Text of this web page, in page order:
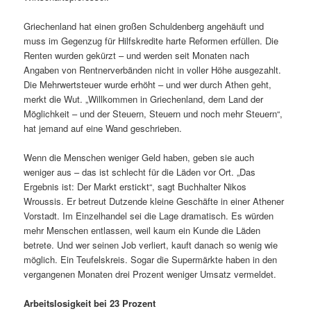
Griechenland hat einen großen Schuldenberg angehäuft und
muss im Gegenzug für Hilfskredite harte Reformen erfüllen. Die
Renten wurden gekürzt – und werden seit Monaten nach
Angaben von Rentnerverbänden nicht in voller Höhe ausgezahlt.
Die Mehrwertsteuer wurde erhöht – und wer durch Athen geht,
merkt die Wut. „Willkommen in Griechenland, dem Land der
Möglichkeit – und der Steuern, Steuern und noch mehr Steuern“,
hat jemand auf eine Wand geschrieben.
Wenn die Menschen weniger Geld haben, geben sie auch
weniger aus – das ist schlecht für die Läden vor Ort. „Das
Ergebnis ist: Der Markt erstickt“, sagt Buchhalter Nikos
Wroussis. Er betreut Dutzende kleine Geschäfte in einer Athener
Vorstadt. Im Einzelhandel sei die Lage dramatisch. Es würden
mehr Menschen entlassen, weil kaum ein Kunde die Läden
betrete. Und wer seinen Job verliert, kauft danach so wenig wie
möglich. Ein Teufelskreis. Sogar die Supermärkte haben in den
vergangenen Monaten drei Prozent weniger Umsatz vermeldet.
Arbeitslosigkeit bei 23 Prozent